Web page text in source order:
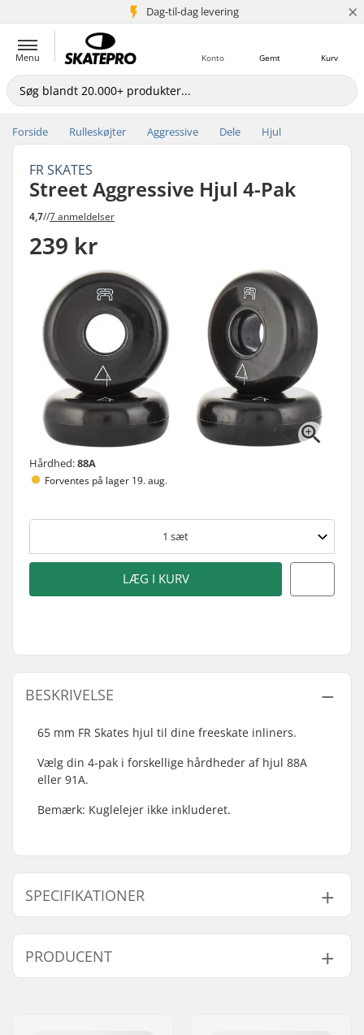
Dag-til-dag levering
5+ mio. kunder ×
Menu Kurv
Gemt
Konto
Forside Rulleskøjter Aggressive Dele Hjul
FR SKATES
Street Aggressive Hjul 4-Pak
4,7//7 anmeldelser
239 kr
Hårdhed:88A
Forventes på lager 19. aug.
1 sæt
LÆG I KURV
BESKRIVELSE
65 mm FR Skates hjul til dine freeskate inliners.
Vælg din 4-pak i forskellige hårdheder af hjul 88A
eller 91A.
Bemærk: Kuglelejer ikke inkluderet.
SPECIFIKATIONER
Hjuldiameter:
65mm
Hjul hårdhed:
Hjul per pakke:
4
PRODUCENT